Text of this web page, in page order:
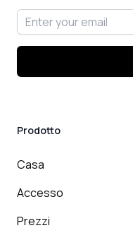
Email address
Prodotto
Casa
Accesso
Prezzi